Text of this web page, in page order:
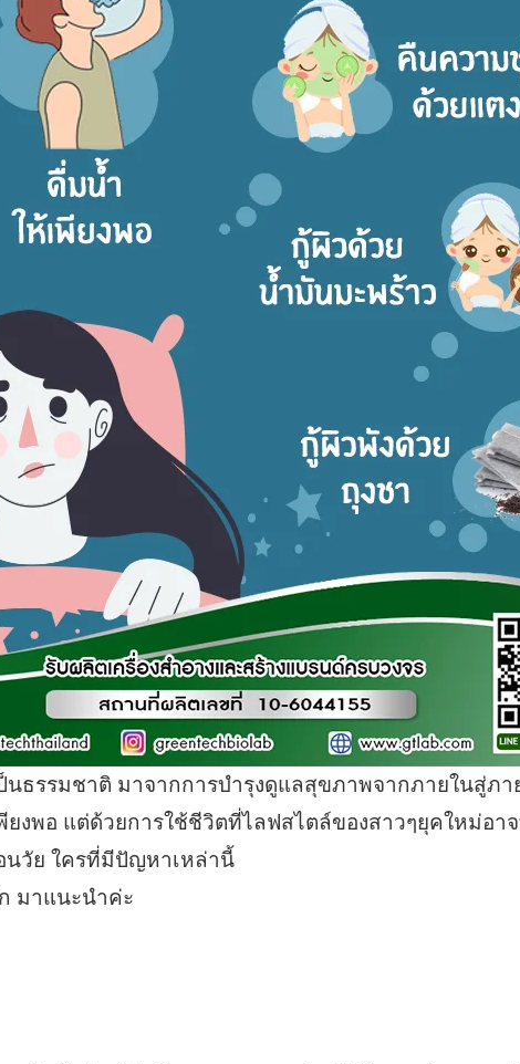
นธรรมชาติ มาจากการบำรุงดูแลสุขภาพจากภายในสู่ภ
งพอ แต่ด้วยการใช้ชีวิตที่ไลฟสไตล์ของสาวๆยุคใหม่อ
นวัย ใครที่มีปัญหาเหล่านี้
มาแนะนำค่ะ